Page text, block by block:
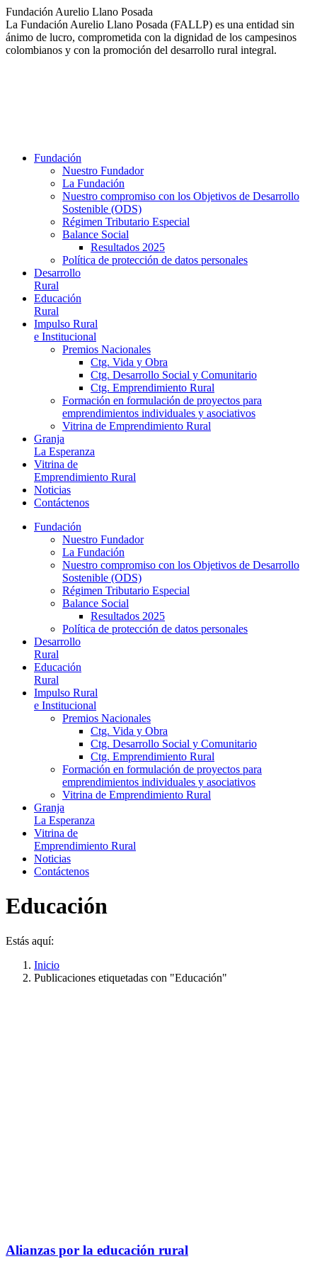
Saltar
al
contenido
Fundación Aurelio Llano Posada
La Fundación Aurelio Llano Posada (FALLP) es una entidad sin
ánimo de lucro, comprometida con la dignidad de los campesinos
colombianos y con la promoción del desarrollo rural integral.
Fundación
Nuestro Fundador
La Fundación
Nuestro compromiso con los Objetivos de Desarrollo
Sostenible (ODS)
Régimen Tributario Especial
Balance Social
Resultados 2025
Política de protección de datos personales
Desarrollo
Rural
Educación
Rural
Impulso Rural
e Institucional
Premios Nacionales
Ctg. Vida y Obra
Ctg. Desarrollo Social y Comunitario
Ctg. Emprendimiento Rural
Formación en formulación de proyectos para
emprendimientos individuales y asociativos
Vitrina de Emprendimiento Rural
Granja
La Esperanza
Vitrina de
Emprendimiento Rural
Noticias
Contáctenos
Fundación
Nuestro Fundador
La Fundación
Nuestro compromiso con los Objetivos de Desarrollo
Sostenible (ODS)
Régimen Tributario Especial
Balance Social
Resultados 2025
Política de protección de datos personales
Desarrollo
Rural
Educación
Rural
Impulso Rural
e Institucional
Premios Nacionales
Ctg. Vida y Obra
Ctg. Desarrollo Social y Comunitario
Ctg. Emprendimiento Rural
Formación en formulación de proyectos para
emprendimientos individuales y asociativos
Vitrina de Emprendimiento Rural
Granja
La Esperanza
Vitrina de
Emprendimiento Rural
Noticias
Contáctenos
Educación
Estás aquí:
Inicio
Publicaciones etiquetadas con "Educación"
Alianzas por la educación rural